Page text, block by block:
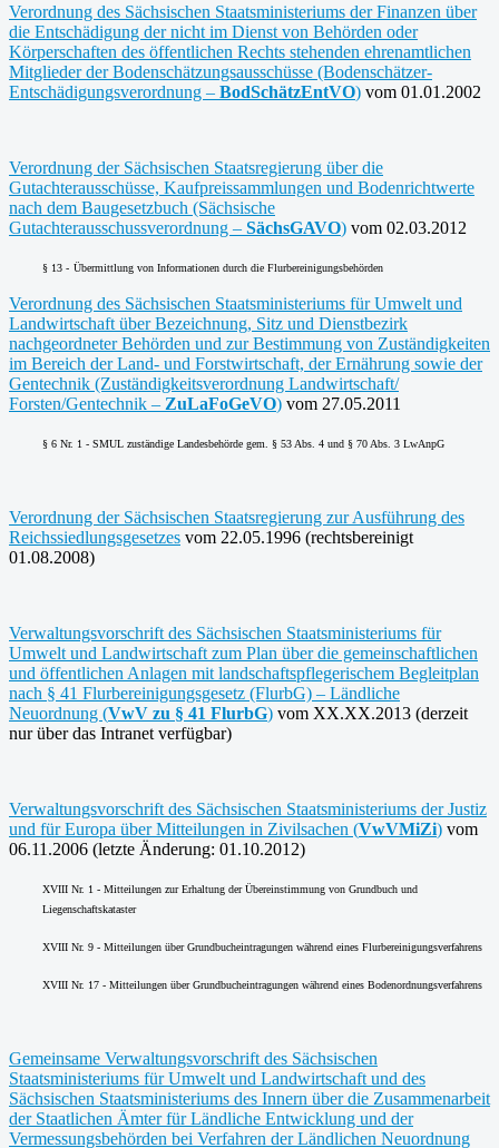
Verordnung des Sächsischen Staatsministeriums der Finanzen über
die Entschädigung der nicht im Dienst von Behörden oder
Körperschaften des öffentlichen Rechts stehenden ehrenamtlichen
Mitglieder der Bodenschätzungsausschüsse (Bodenschätzer-
Entschädigungsverordnung – BodSchätzEntVO) vom 01.01.2002
Verordnung der Sächsischen Staatsregierung über die
Gutachterausschüsse, Kaufpreissammlungen und Bodenrichtwerte
nach dem Baugesetzbuch (Sächsische
Gutachterausschussverordnung – SächsGAVO) vom 02.03.2012
§ 13 - Übermittlung von Informationen durch die Flurbereinigungsbehörden
Verordnung des Sächsischen Staatsministeriums für Umwelt und
Landwirtschaft über Bezeichnung, Sitz und Dienstbezirk
nachgeordneter Behörden und zur Bestimmung von Zuständigkeiten
im Bereich der Land- und Forstwirtschaft, der Ernährung sowie der
Gentechnik (Zuständigkeitsverordnung Landwirtschaft/
Forsten/Gentechnik – ZuLaFoGeVO) vom 27.05.2011
§ 6 Nr. 1 - SMUL zuständige Landesbehörde gem. § 53 Abs. 4 und § 70 Abs. 3 LwAnpG
Verordnung der Sächsischen Staatsregierung zur Ausführung des
Reichssiedlungsgesetzes vom 22.05.1996 (rechtsbereinigt
01.08.2008)
Verwaltungsvorschrift des Sächsischen Staatsministeriums für
Umwelt und Landwirtschaft zum Plan über die gemeinschaftlichen
und öffentlichen Anlagen mit landschaftspflegerischem Begleitplan
nach § 41 Flurbereinigungsgesetz (FlurbG) – Ländliche
Neuordnung (VwV zu § 41 FlurbG) vom XX.XX.2013 (derzeit
nur über das Intranet verfügbar)
Verwaltungsvorschrift des Sächsischen Staatsministeriums der Justiz
und für Europa über Mitteilungen in Zivilsachen (VwVMiZi) vom
06.11.2006 (letzte Änderung: 01.10.2012)
XVIII Nr. 1 - Mitteilungen zur Erhaltung der Übereinstimmung von Grundbuch und
Liegenschaftskataster
XVIII Nr. 9 - Mitteilungen über Grundbucheintragungen während eines Flurbereinigungsverfahrens
XVIII Nr. 17 - Mitteilungen über Grundbucheintragungen während eines Bodenordnungsverfahrens
Gemeinsame Verwaltungsvorschrift des Sächsischen
Staatsministeriums für Umwelt und Landwirtschaft und des
Sächsischen Staatsministeriums des Innern über die Zusammenarbeit
der Staatlichen Ämter für Ländliche Entwicklung und der
Vermessungsbehörden bei Verfahren der Ländlichen Neuordnung